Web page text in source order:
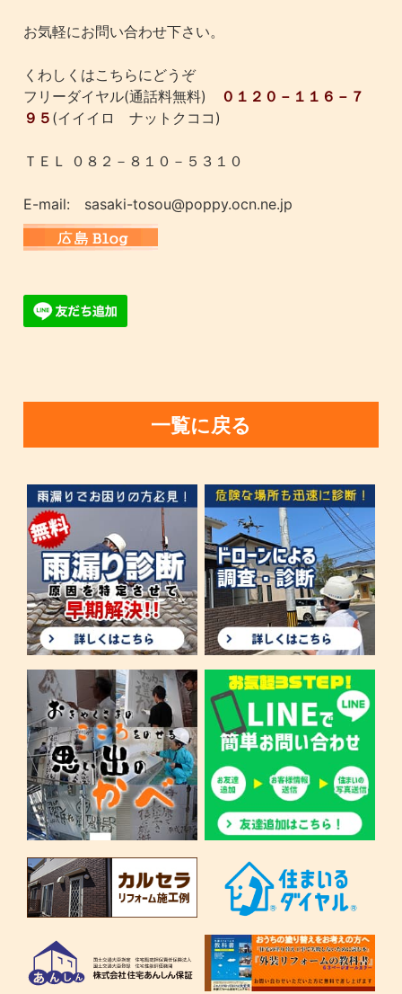
お気軽にお問い合わせ下さい。
くわしくはこちらにどうぞ
フリーダイヤル(通話料無料)
０１２０－１１６－７
９５ (イイイロ ナットクココ)
ＴＥＬ ０８２－８１０－５３１０
E-mail: sasaki-tosou@poppy.ocn.ne.jp
一覧に戻る